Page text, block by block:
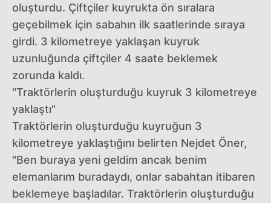
oluşturdu. Çiftçiler kuyrukta ön sıralara
geçebilmek için sabahın ilk saatlerinde sıraya
girdi. 3 kilometreye yaklaşan kuyruk
uzunluğunda çiftçiler 4 saate beklemek
zorunda kaldı.
"Traktörlerin oluşturduğu kuyruk 3 kilometreye
yaklaştı"
Traktörlerin oluşturduğu kuyruğun 3
kilometreye yaklaştığını belirten Nejdet Öner,
"Ben buraya yeni geldim ancak benim
elemanlarım buradaydı, onlar sabahtan itibaren
beklemeye başladılar. Traktörlerin oluşturduğu